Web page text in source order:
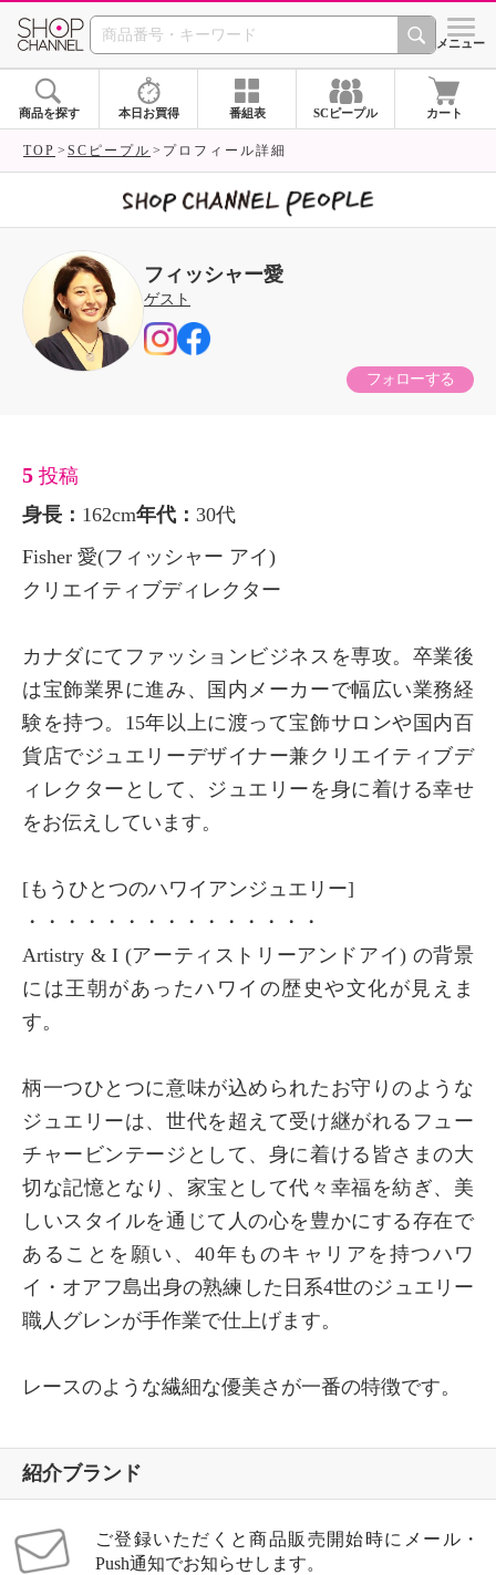
SHOP CHANNEL シメニュー
商品を探す 本日お買得 番組表 SCピープル カート
TOP SCピープル プロフィール詳細
フィッシャー愛
ゲスト
フォローする
5 投稿
身長： 162cm年代： 30代
Fisher 愛(フィッシャー アイ)
クリエイティブディレクター
カナダにてファッションビジネスを専攻。卒業後
は宝飾業界に進み、国内メーカーで幅広い業務経
験を持つ。15年以上に渡って宝飾サロンや国内百
貨店でジュエリーデザイナー兼クリエイティブデ
ィレクターとして、ジュエリーを身に着ける幸せ
をお伝えしています。
[もうひとつのハワイアンジュエリー]
・・・・・・・・・・・・・・・
Artistry & I (アーティストリーアンドアイ) の背景
には王朝があったハワイの歴史や文化が見えま
す。
柄一つひとつに意味が込められたお守りのような
ジュエリーは、世代を超えて受け継がれるフュー
チャービンテージとして、身に着ける皆さまの大
切な記憶となり、家宝として代々幸福を紡ぎ、美
しいスタイルを通じて人の心を豊かにする存在で
あることを願い、40年ものキャリアを持つハワ
イ・オアフ島出身の熟練した日系4世のジュエリー
職人グレンが手作業で仕上げます。
レースのような繊細な優美さが一番の特徴です。
紹介ブランド
ご登録いただくと商品販売開始時にメール・
Push通知でお知らせします。